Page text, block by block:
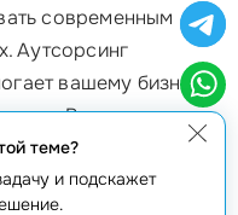
современным
Аутсорсинг
вашему бизнесу
Вы сможете:
стратегию.
теме?
и подскажет